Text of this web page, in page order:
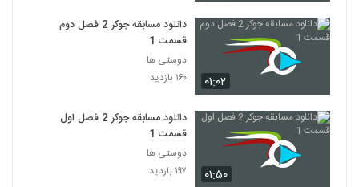
۰۱:۰۲
دانلود مسابقه جوکر 2 فصل دوم
قسمت 1
دوستی ها
۱۶۰ بازدید
۰۱:۵۰
دانلود مسابقه جوکر 2 فصل اول
قسمت 1
دوستی ها
۱۹۷ بازدید